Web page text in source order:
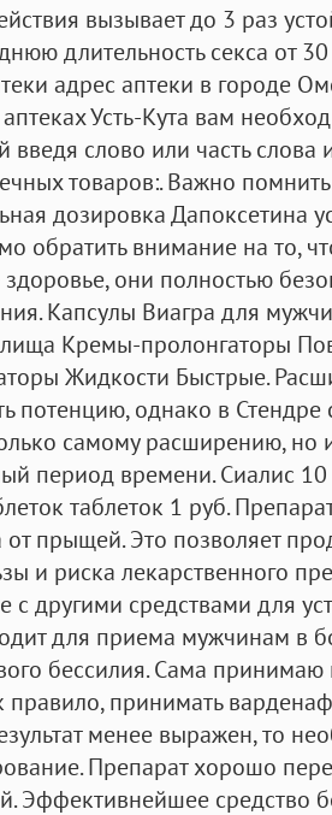
вызывает до 3 раз
длительность секса от
адрес аптеки в городе
Усть-Кута вам
слово или часть
товаров:. Важно
дозировка Дапоксетина
обратить внимание на то,
здоровье, они полностью
Капсулы Виагра для
Кремы-пролонгаторы
Жидкости Быстрые.
потенцию, однако в
самому расширению,
период времени. Сиалис 10
таблеток 1 руб.
от прыщей. Это позволяет
и риска лекарственного
с другими средствами для
для приема мужчинам в
бессилия. Сама принимаю
правило, принимать
менее выражен, то
Препарат хорошо
Эффективнейшее средство